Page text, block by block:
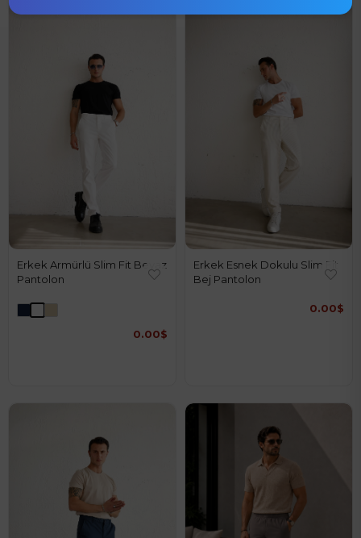
Erkek Armürlü Slim Fit Beyaz
Pantolon
0.00$
Erkek Esnek Dokulu Slim Fit
Bej Pantolon
0.00$